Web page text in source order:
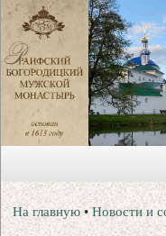
На главную •Новости и